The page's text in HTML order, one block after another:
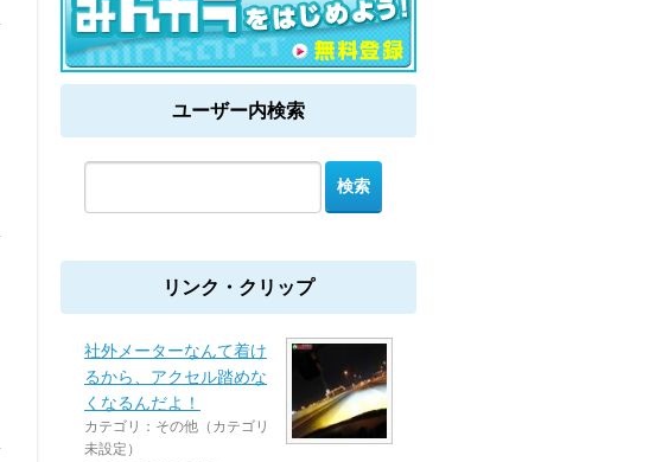
ユーザー内検索
リンク・クリップ
社外メーターなんて着け
るから、アクセル踏めな
くなるんだよ！
カテゴリ：その他（カテゴリ
未設定）